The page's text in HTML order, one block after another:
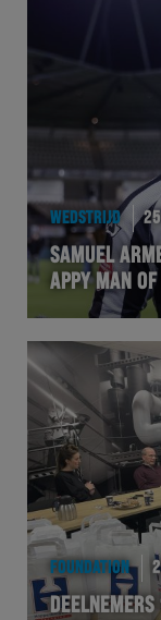
WEDSTRIJD
SAMUEL
APPY MAN OF
FOUNDATION